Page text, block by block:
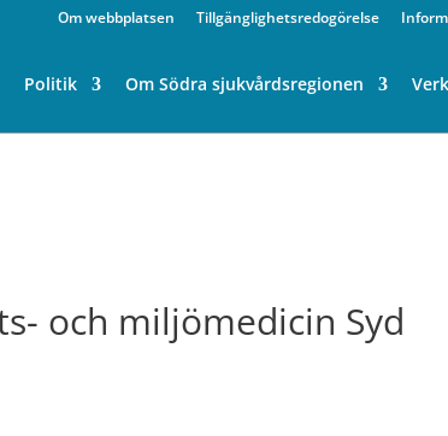
Om webbplatsen Tillgänglighetsredogörelse
Politik Om Södra sjukvårdsregionen
och miljömedicin Syd